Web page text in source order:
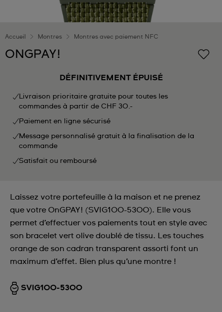
Accueil Montres Montres avec paiement NFC
ONGPAY!
DÉFINITIVEMENT ÉPUISÉ
Livraison prioritaire gratuite pour toutes les
commandes à partir de CHF 30.-
Paiement en ligne sécurisé
Message personnalisé gratuit à la finalisation de la
commande
Satisfait ou remboursé
Laissez votre portefeuille à la maison et ne prenez
que votre OnGPAY! (SVIG100-5300). Elle vous
permet d’effectuer vos paiements tout en style avec
son bracelet vert olive doublé de tissu. Les touches
orange de son cadran transparent assorti font un
maximum d’effet. Bien plus qu’une montre !
SVIG100-5300